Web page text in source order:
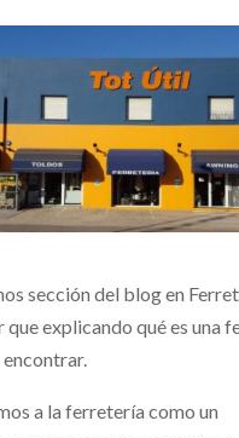
sección del blog en
que explicando qué es una
a la ferretería como un